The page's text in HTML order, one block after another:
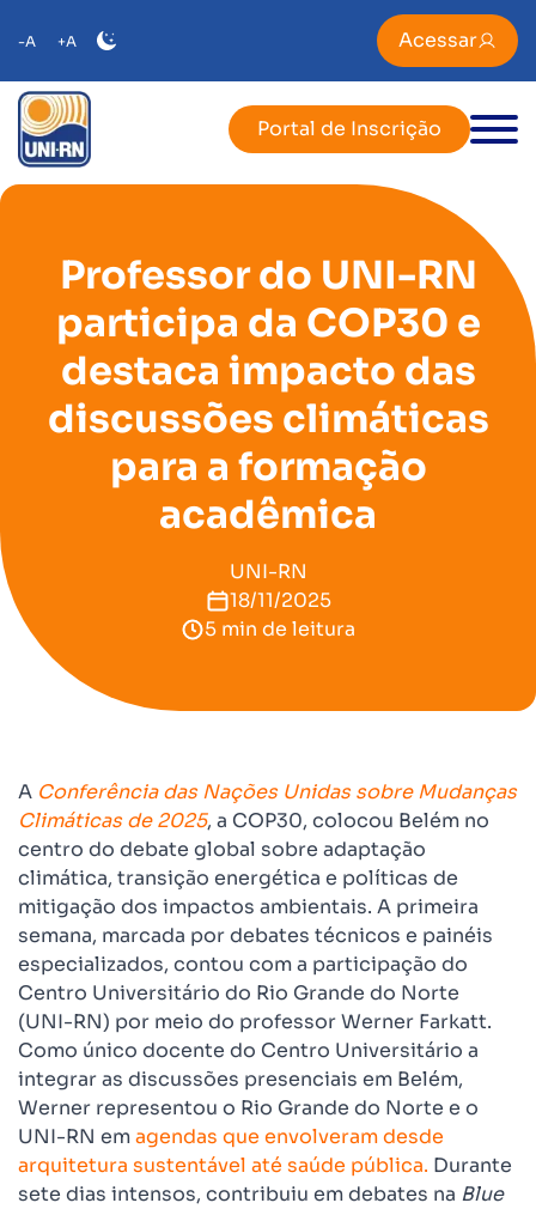
-A +A Acessar
Portal de Inscrição
Professor do UNI-RN
participa da COP30 e
destaca impacto das
discussões climáticas
para a formação
acadêmica
UNI-RN
18/11/2025
5 min de leitura
A Conferência das Nações Unidas sobre Mudanças
Climáticas de 2025, a COP30, colocou Belém no
centro do debate global sobre adaptação
climática, transição energética e políticas de
mitigação dos impactos ambientais. A primeira
semana, marcada por debates técnicos e painéis
especializados, contou com a participação do
Centro Universitário do Rio Grande do Norte
(UNI-RN) por meio do professor Werner Farkatt.
Como único docente do Centro Universitário a
integrar as discussões presenciais em Belém,
Werner representou o Rio Grande do Norte e o
UNI-RN emagendas que envolveram desde
arquitetura sustentável até saúde pública. Durante
sete dias intensos, contribuiu em debates na Blue